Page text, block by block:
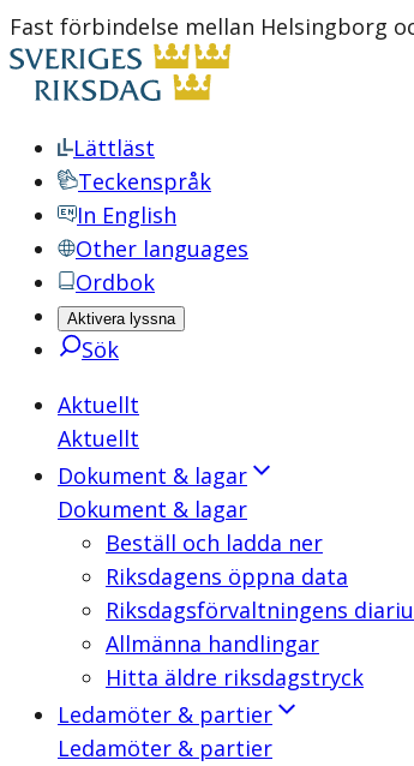
Fast förbindelse mellan Helsingborg
Lättläst
Teckenspråk
In English
Other languages
Ordbok
Aktivera lyssna
Sök
Aktuellt
Aktuellt
Dokument & lagar
Dokument & lagar
Beställ och ladda ner
Riksdagens öppna data
Riksdagsförvaltningens
Allmänna handlingar
Hitta äldre riksdagstryck
Ledamöter & partier
Ledamöter & partier